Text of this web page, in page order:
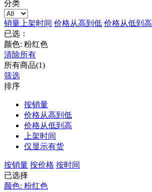
分类
销量 上架时间 价格从高到低 价格从低到高
已选：
颜色: 粉红色
清除所有
所有商品(1)
筛选
排序
按销量
价格从高到低
价格从低到高
上架时间
仅显示有货
按销量 按价格 按时间
已选择
颜色: 粉红色